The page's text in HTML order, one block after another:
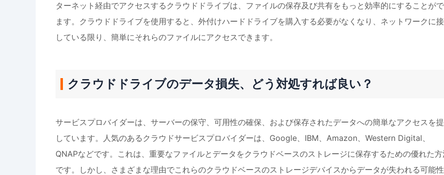
ターネット経由でアクセスするクラウドドライブは、ファイルの保存及び共有をもっと効率的にすることが
ます。クラウドドライブを使用すると、外付けハードドライブを購入する必要がなくなり、ネットワークに
している限り、簡単にそれらのファイルにアクセスできます。
クラウドドライブのデータ損失、どう対処すれば良い？
サービスプロバイダーは、サーバーの保守、可用性の確保、および保存されたデータへの簡単なアクセスを
しています。人気のあるクラウドサービスプロバイダーは、Google、IBM、Amazon、Western Digital、
QNAPなどです。これは、重要なファイルとデータをクラウドベースのストレージに保存するための優れた
です。しかし、さまざまな理由でこれらのクラウドベースのストレージデバイスからデータが失われる可能